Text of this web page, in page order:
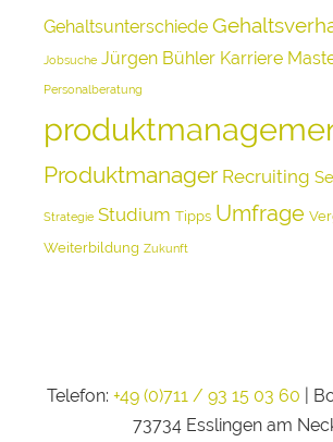
Gehaltsunterschiede
Jobsuche Jürgen Bühler Karriere
Personalberatung
Produktmanager Recruiting
Strategie Studium Tipps Umfrage
Weiterbildung Zukunft
Telefon: +49 (0)711 / 93 15 03 60 |
73734 Esslingen am